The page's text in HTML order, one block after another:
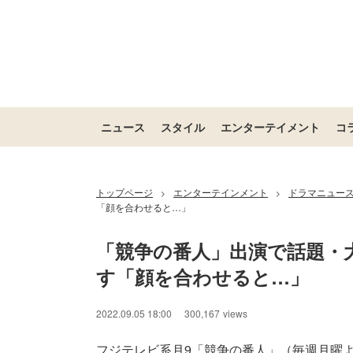
ニュース スタイル エンターテイメント コ
トップページ > エンターテインメント >
ドラマニュー
「顔を合わせると…」
「競争の番人」出演で話題
す「顔を合わせると…」
2022.09.05 18:00 300,167 views